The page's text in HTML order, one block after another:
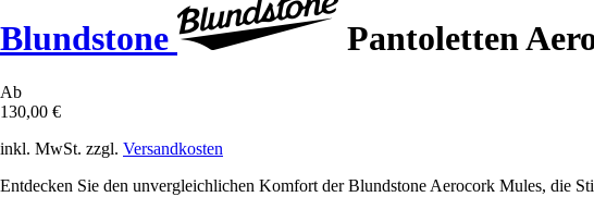
Blundstone Pantoletten
Ab
130,00 €
inkl. MwSt. zzgl. Versandkosten
Entdecken Sie den unvergleichlichen Komfort der Blundstone Aerocork Mules, die